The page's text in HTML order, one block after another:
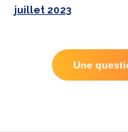
juillet 2023
Une